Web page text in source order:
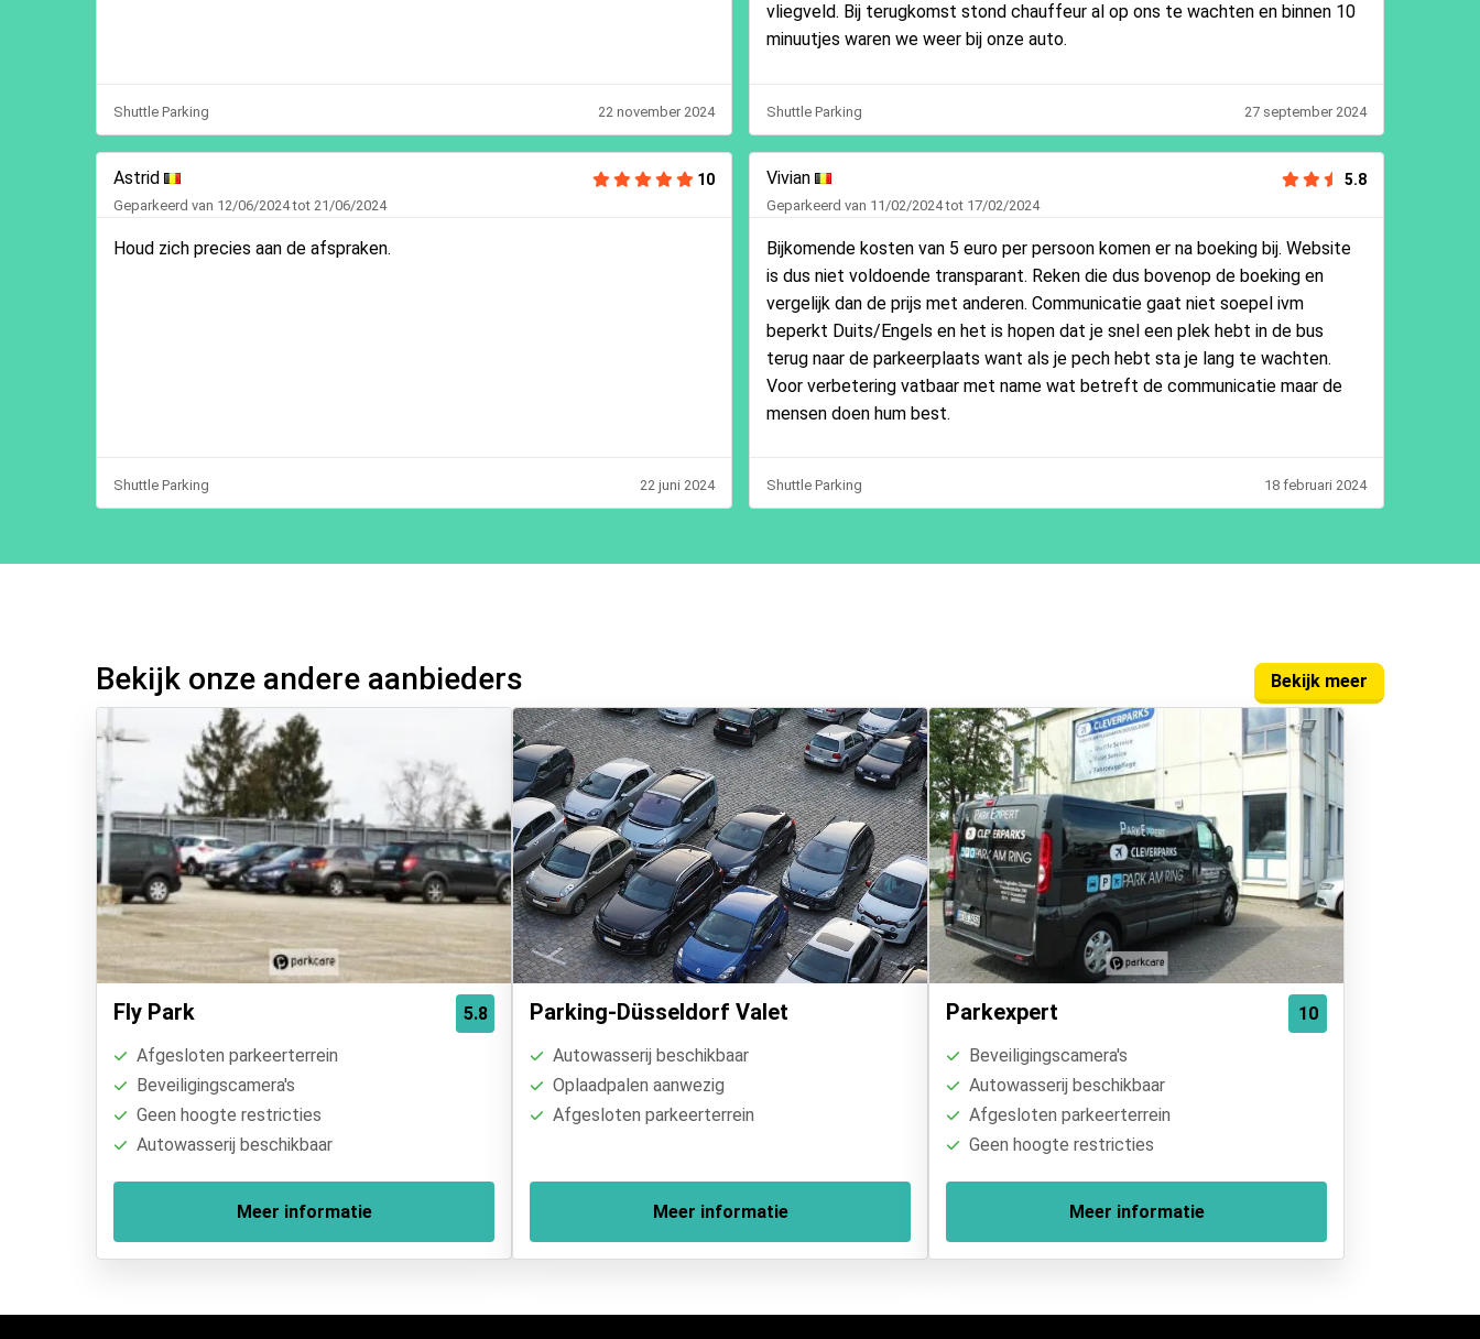
Shuttle Parking 22 november 2024
vliegveld. Bij terugkomst stond chauffeur al op ons te wachten en binnen 10
minuutjes waren we weer bij onze auto.
Shuttle Parking 27 september 2024
Astrid 10
Geparkeerd van 12/06/2024 tot 21/06/2024
Houd zich precies aan de afspraken.
Shuttle Parking 22 juni 2024
Vivian 5.8
Geparkeerd van 11/02/2024 tot 17/02/2024
Bijkomende kosten van 5 euro per persoon komen er na boeking bij. Website
is dus niet voldoende transparant. Reken die dus bovenop de boeking en
vergelijk dan de prijs met anderen. Communicatie gaat niet soepel ivm
beperkt Duits/Engels en het is hopen dat je snel een plek hebt in de bus
terug naar de parkeerplaats want als je pech hebt sta je lang te wachten.
Voor verbetering vatbaar met name wat betreft de communicatie maar de
mensen doen hum best.
Shuttle Parking 18 februari 2024
Bekijk onze andere aanbieders Bekijk meer
5.8
Fly Park
Afgesloten parkeerterrein
Beveiligingscamera's
Geen hoogte restricties
Autowasserij beschikbaar
Meer informatie
Parking-Düsseldorf Valet
Autowasserij beschikbaar
Oplaadpalen aanwezig
Afgesloten parkeerterrein
Meer informatie
10
Parkexpert
Beveiligingscamera's
Autowasserij beschikbaar
Afgesloten parkeerterrein
Geen hoogte restricties
Meer informatie